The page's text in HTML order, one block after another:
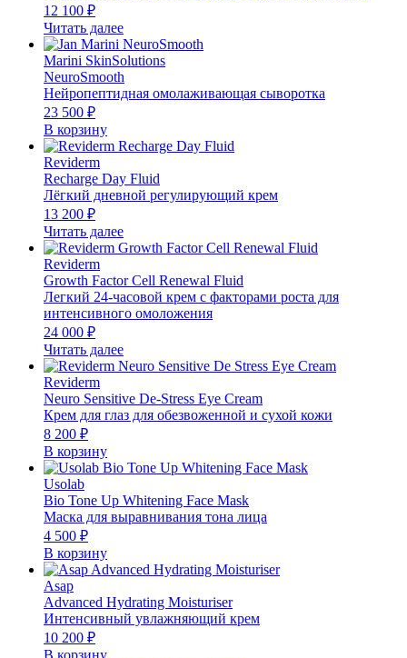
12 100 ₽
Читать далее
Marini SkinSolutions
NeuroSmooth
Нейропептидная омолаживающая сыворотка
23 500 ₽
В корзину
Reviderm
Recharge Day Fluid
Лёгкий дневной регулирующий крем
13 200 ₽
Читать далее
Reviderm
Growth Factor Cell Renewal Fluid
Легкий 24-часовой крем с факторами роста для
интенсивного омоложения
24 000 ₽
Читать далее
Reviderm
Neuro Sensitive De-Stress Eye Cream
Крем для глаз для обезвоженной и сухой кожи
8 200 ₽
В корзину
Usolab
Bio Tone Up Whitening Face Mask
Маска для выравнивания тона лица
4 500 ₽
В корзину
Asap
Advanced Hydrating Moisturiser
Интенсивный увлажняющий крем
10 200 ₽
В корзину